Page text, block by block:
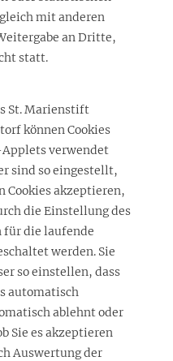
mit anderen
an Dritte,
statt.
St. Marienstift
können Cookies
verwendet
sind so eingestellt,
Cookies akzeptieren,
die Einstellung des
für die laufende
werden. Sie
so einstellen, dass
automatisch
ablehnt oder
Sie es akzeptieren
Auswertung der